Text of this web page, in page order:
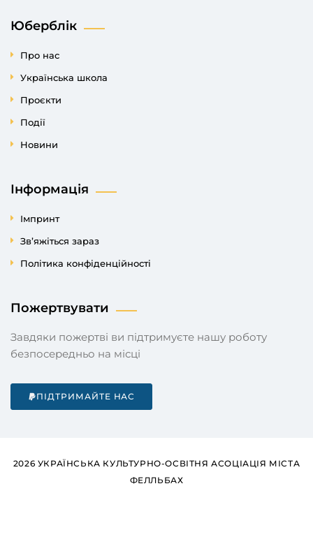
Юберблік
Про нас
Українська школа
Проєкти
Події
Новини
Інформація
Імпринт
Зв’яжіться зараз
Політика конфіденційності
Пожертвувати
Завдяки пожертві ви підтримуєте нашу роботу
безпосередньо на місці
ПІДТРИМАЙТЕ НАС
2026 УКРАЇНСЬКА КУЛЬТУРНО-ОСВІТНЯ АСОЦІАЦІЯ МІСТА
ФЕЛЛЬБАХ